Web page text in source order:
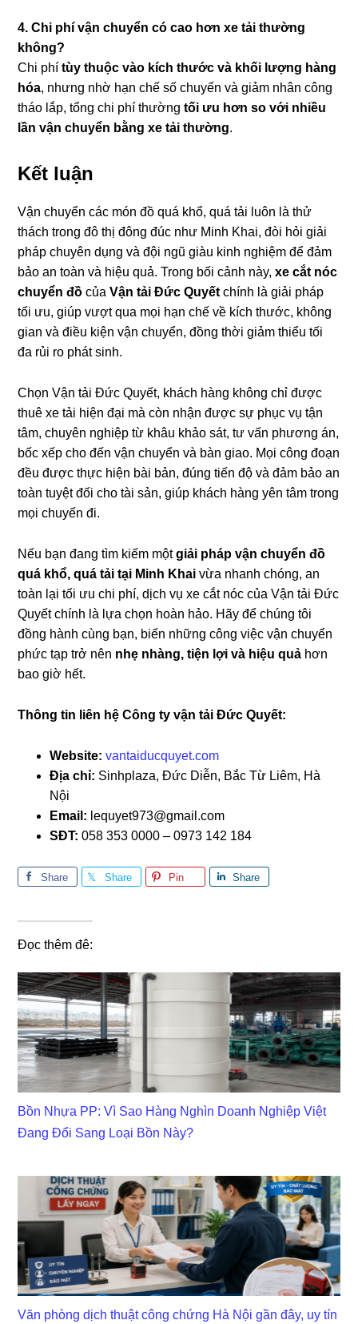
4. Chi phí vận chuyển có cao hơn xe tải thường
không?
Chi phítùy thuộc vào kích thước và khối lượng hàng
hóa, nhưng nhờ hạn chế số chuyến và giảm nhân công
tháo lắp, tổng chi phí thườngtối ưu hơn so với nhiều
lần vận chuyển bằng xe tải thường.
Kết luận
Vận chuyển các món đồ quá khổ, quá tải luôn là thử
thách trong đô thị đông đúc như Minh Khai, đòi hỏi giải
pháp chuyên dụng và đội ngũ giàu kinh nghiệm để đảm
bảo an toàn và hiệu quả. Trong bối cảnh này,xe cắt nóc
chuyển đồ củaVận tải Đức Quyết chính là giải pháp
tối ưu, giúp vượt qua mọi hạn chế về kích thước, không
gian và điều kiện vận chuyển, đồng thời giảm thiểu tối
đa rủi ro phát sinh.
Chọn Vận tải Đức Quyết, khách hàng không chỉ được
thuê xe tải hiện đại mà còn nhận được sự phục vụ tận
tâm, chuyên nghiệp từ khâu khảo sát, tư vấn phương án,
bốc xếp cho đến vận chuyển và bàn giao. Mọi công đoạn
đều được thực hiện bài bản, đúng tiến độ và đảm bảo an
toàn tuyệt đối cho tài sản, giúp khách hàng yên tâm trong
mọi chuyến đi.
Nếu bạn đang tìm kiếm mộtgiải pháp vận chuyển đồ
quá khổ, quá tải tại Minh Khai vừa nhanh chóng, an
toàn lại tối ưu chi phí, dịch vụ xe cắt nóc của Vận tải Đức
Quyết chính là lựa chọn hoàn hảo. Hãy để chúng tôi
đồng hành cùng bạn, biến những công việc vận chuyển
phức tạp trở nên nhẹ nhàng, tiện lợi và hiệu quả hơn
bao giờ hết.
Thông tin liên hệ Công ty vận tải Đức Quyết:
Website: vantaiducquyet.com
Địa chỉ: Sinhplaza, Đức Diễn, Bắc Từ Liêm, Hà
Nội
Email: lequyet973@gmail.com
SĐT: 058 353 0000 – 0973 142 184
Share Share Pin Share
Đọc thêm đê:
Bồn Nhựa PP: Vì Sao Hàng Nghìn Doanh Nghiệp Việt
Đang Đổi Sang Loại Bồn Này?
Văn phòng dịch thuật công chứng Hà Nội gần đây, uy tín